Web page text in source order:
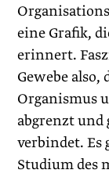
eine Grafik,
erinnert.
Gewebe also,
Organismus
abgrenzt
verbindet. Es
Studium des